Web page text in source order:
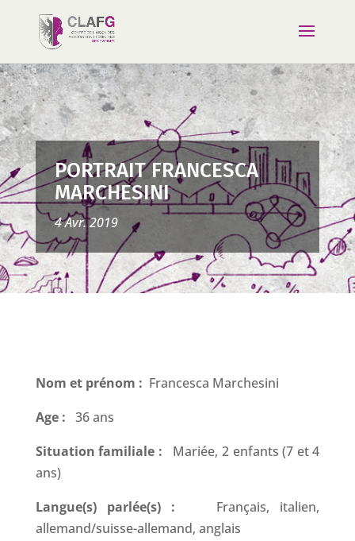
PORTRAIT FRANCESCA
MARCHESINI
4 Avr. 2019
Nom et prénom : Francesca Marchesini
Age : 36 ans
Situation familiale : Mariée, 2 enfants (7 et 4
ans)
Langue(s) parlée(s) :
Français, italien,
allemand/suisse-allemand, anglais